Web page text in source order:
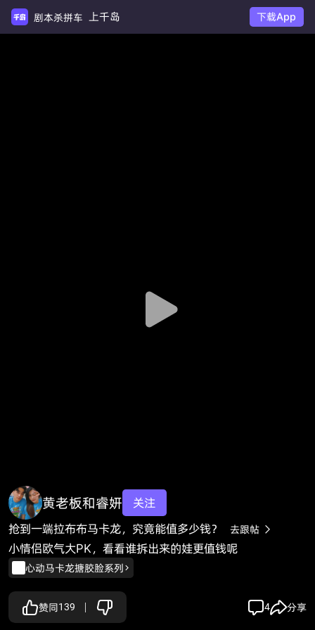
剧本杀拼车 上千岛 下载App
黄老板和睿妍
关注
抢到一端拉布布马卡龙，究竟能值多少钱？
去跟帖 
小情侣欧气大PK，看看谁拆出来的娃更值钱呢
心动马卡龙搪胶脸系列
赞同139 4 分享